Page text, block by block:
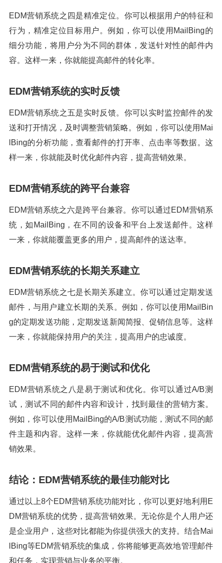
EDM营销系统之四是精准定位。你可以根据用户的特征和
行为，精准定位目标用户。例如，你可以使用MailBing的
细分功能，将用户分为不同的群体，发送针对性的邮件内
容。这样一来，你就能提高邮件的转化率。
EDM营销系统的实时反馈
EDM营销系统之五是实时反馈。你可以实时监控邮件的发
送和打开情况，及时调整营销策略。例如，你可以使用Mai
lBing的分析功能，查看邮件的打开率、点击率等数据。这
样一来，你就能及时优化邮件内容，提高营销效果。
EDM营销系统的跨平台兼容
EDM营销系统之六是跨平台兼容。你可以通过EDM营销系
统，如MailBing，在不同的设备和平台上发送邮件。这样
一来，你就能覆盖更多的用户，提高邮件的送达率。
EDM营销系统的长期关系建立
EDM营销系统之七是长期关系建立。你可以通过定期发送
邮件，与用户建立长期的关系。例如，你可以使用MailBin
g的定期发送功能，定期发送新闻简报、促销信息等。这样
一来，你就能保持用户的关注，提高用户的忠诚度。
EDM营销系统的易于测试和优化
EDM营销系统之八是易于测试和优化。你可以通过A/B测
试，测试不同的邮件内容和设计，找到最佳的营销方案。
例如，你可以使用MailBing的A/B测试功能，测试不同的邮
件主题和内容。这样一来，你就能优化邮件内容，提高营
销效果。
结论：EDM营销系统的最佳功能对比
通过以上8个EDM营销系统功能对比，你可以更好地利用E
DM营销系统的优势，提高营销效果。无论你是个人用户还
是企业用户，这些对比都能为你提供强大的支持。结合Mai
lBing等EDM营销系统的集成，你将能够更高效地管理邮件
和任务，实现营销与业务的平衡。